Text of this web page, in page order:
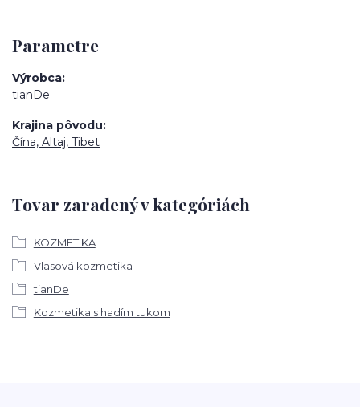
Parametre
Výrobca
tianDe
Krajina pôvodu
Čína, Altaj, Tibet
Tovar zaradený v kategóriách
KOZMETIKA
Vlasová kozmetika
tianDe
Kozmetika s hadím tukom